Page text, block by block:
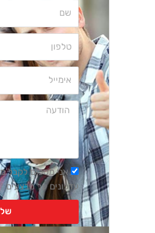
שם
הודעה
רשימת
דיוור
אני מסכים לקבל
עדכונים על מבצעים